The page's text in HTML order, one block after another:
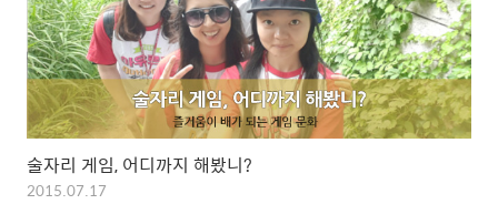
술자리 게임, 어디까지 해봤니?
2015.07.17